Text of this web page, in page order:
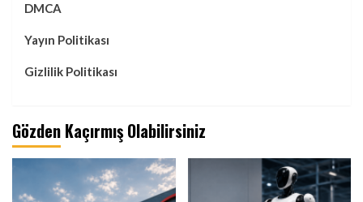
DMCA
Yayın Politikası
Gizlilik Politikası
Gözden Kaçırmış Olabilirsiniz